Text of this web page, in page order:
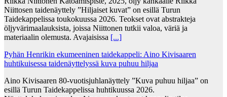
Niittosen taidenäyttely ”Hiljaiset kuvat” on esillä Turun
Taidekappelissa toukokuussa 2026. Teokset ovat abstrakteja
öljyvärimaalauksista, joissa Niittonen tutkii valoa, väriä ja
materiaalin olemusta. Avajaisissa [...]
Pyhän Henrikin ekumeeninen taidekappeli: Aino Kivisaaren
huhtikuisessa taidenäyttelyssä kuva puhuu hiljaa
Aino Kivisaaren 80-vuotisjuhlanäyttely ”Kuva puhuu hiljaa” on
esillä Turun Taidekappelissa huhtikuussa 2026.